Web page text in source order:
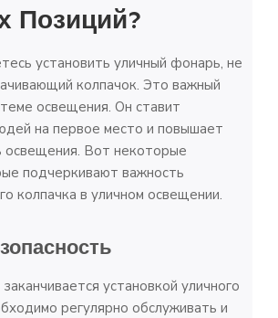
Позиций?
установить уличный фонарь, не
колпачок. Это важный
освещения. Он ставит
на первое место и повышает
Вот некоторые
подчеркивают важность
колпачка в уличном освещении.
установкой уличного
регулярно обслуживать и